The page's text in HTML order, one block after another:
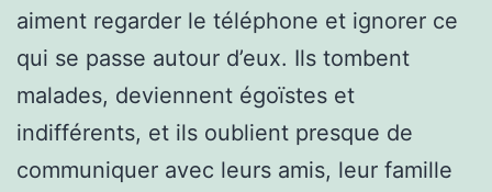
aiment regarder le téléphone et ignorer ce
qui se passe autour d’eux. Ils tombent
malades, deviennent égoïstes et
indifférents, et ils oublient presque de
communiquer avec leurs amis, leur famille